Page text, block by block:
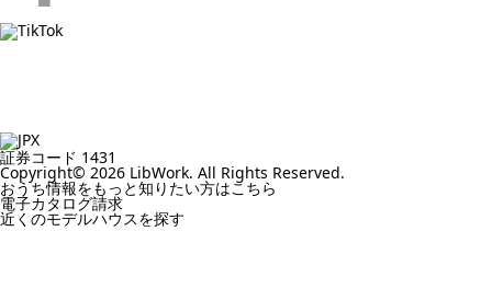
証券コード 1431
Copyright© 2026 LibWork. All Rights Reserved.
おうち情報をもっと知りたい方はこちら
電子カタログ請求
近くのモデルハウスを探す